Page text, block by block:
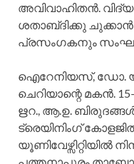
അവിവാഹിതന്‍.
ശതാബ്‌ദിക്കു ചുക്കാന്‍
പ്രസംഗകനും
ഐറേനിയസ്‌, ഡോ.
ചെറിയാന്റെ മകന്‍.
ഋറ., ആ.ഉ.
ട്രെയിനിംഗ്‌
യൂണിവേഴ്സിറ്റിയില്‍